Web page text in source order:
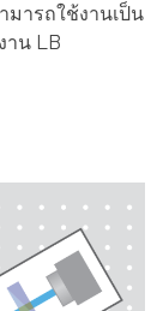
มารถใช้งานเป็น
าน LB